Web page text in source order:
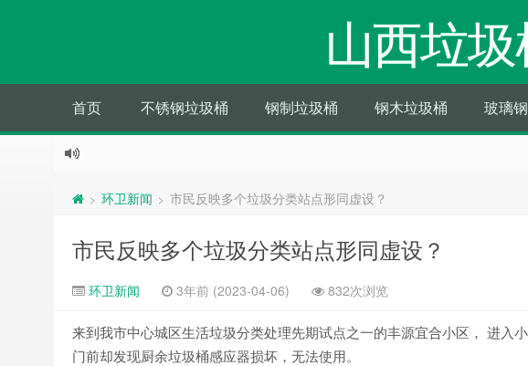
山西垃圾
首页 不锈钢垃圾桶 钢制垃圾桶 钢木垃圾桶 玻璃
> 环卫新闻 > 市民反映多个垃圾分类站点形同虚设？
市民反映多个垃圾分类站点形同虚设？
环卫新闻 3年前 (2023-04-06) 832次浏览
来到我市中心城区生活垃圾分类处理先期试点之一的丰源宜合小区， 进入
门前却发现厨余垃圾桶感应器损坏，无法使用。